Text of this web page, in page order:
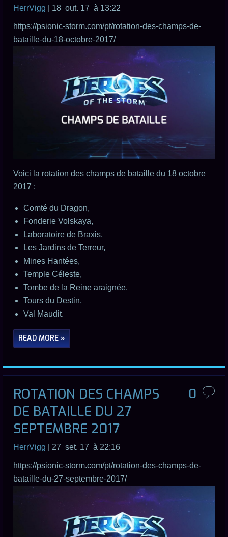
HerrVigg | 18 out. 17 à 13:22
https://psionic-storm.com/pt/rotation-des-champs-de-
bataille-du-18-octobre-2017/
Voici la rotation des champs de bataille du 18 octobre
2017 :
Comté du Dragon,
Fonderie Volskaya,
Laboratoire de Braxis,
Les Jardins de Terreur,
Mines Hantées,
Temple Céleste,
Tombe de la Reine araignée,
Tours du Destin,
Val Maudit.
READ MORE »
ROTATION DES CHAMPS
DE BATAILLE DU 27
SEPTEMBRE 2017
0
HerrVigg | 27 set. 17 à 22:16
https://psionic-storm.com/pt/rotation-des-champs-de-
bataille-du-27-septembre-2017/